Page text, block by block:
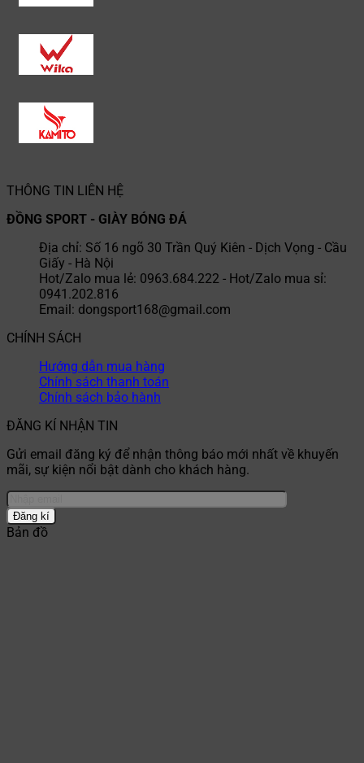
THÔNG TIN LIÊN HỆ
ĐỒNG SPORT - GIÀY BÓNG ĐÁ
Địa chỉ: Số 16 ngõ 30 Trần Quý Kiên - Dịch Vọng - Cầu
Giấy - Hà Nội
Hot/Zalo mua lẻ: 0963.684.222 - Hot/Zalo mua sỉ:
0941.202.816
Email: dongsport168@gmail.com
CHÍNH SÁCH
Hướng dẫn mua hàng
Chính sách thanh toán
Chính sách bảo hành
ĐĂNG KÍ NHẬN TIN
Gửi email đăng ký để nhận thông báo mới nhất về khuyến
mãi, sự kiện nổi bật dành cho khách hàng.
Bản đồ